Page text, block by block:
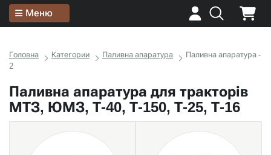
Меню
Головна Категории Паливна апаратура
Паливна апаратура -
2
Паливна апаратура для тракторів
МТЗ, ЮМЗ, Т-40, Т-150, Т-25, Т-16